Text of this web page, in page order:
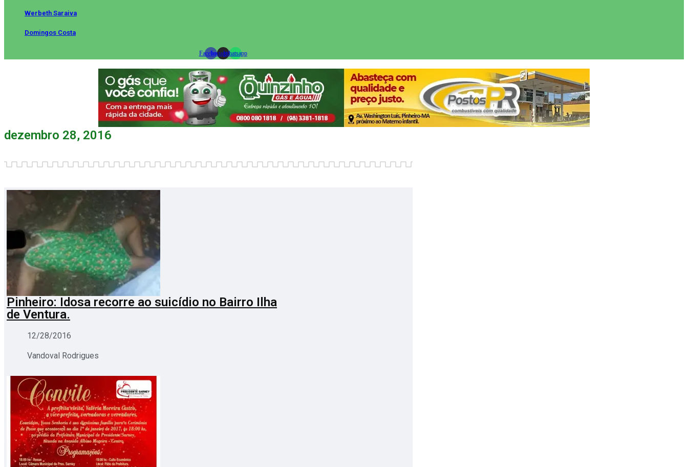
Werbeth Saraiva
Domingos Costa
FacebookInstagramWhatsapp
dezembro 28, 2016
Pinheiro: Idosa recorre ao suicídio no Bairro Ilha
de Ventura.
12/28/2016
Vandoval Rodrigues